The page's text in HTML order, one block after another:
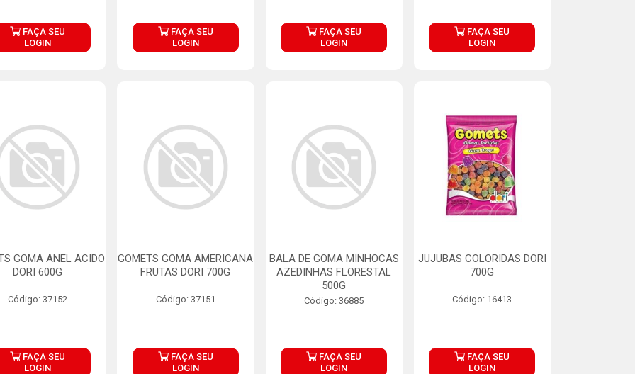
FAÇA SEU
LOGIN
FAÇA SEU
LOGIN
FAÇA SEU
LOGIN
FAÇA SEU
LOGIN
GOMA ANEL ACIDO
DORI 600G
Código: 37152
FAÇA SEU
LOGIN
GOMETS GOMA AMERICANA
FRUTAS DORI 700G
Código: 37151
FAÇA SEU
LOGIN
BALA DE GOMA MINHOCAS
AZEDINHAS FLORESTAL
500G
Código: 36885
FAÇA SEU
LOGIN
JUJUBAS COLORIDAS DORI
700G
Código: 16413
FAÇA SEU
LOGIN